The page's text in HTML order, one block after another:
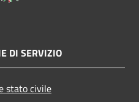
DI SERVIZIO
stato civile